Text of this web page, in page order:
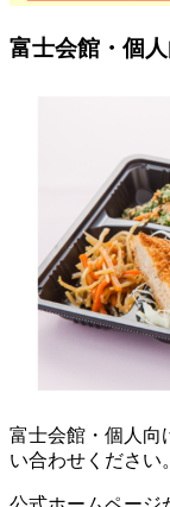
富士会館・個
富士会館・個人向
い合わせください。